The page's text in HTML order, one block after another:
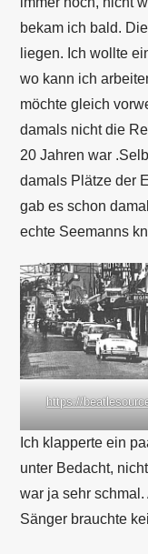
bekam ich bald.
liegen. Ich wollte
wo kann ich
möchte gleich
damals nicht die
20 Jahren war
damals Plätze der
gab es schon
echte Seemanns
https://
Ich klapperte ein
unter Bedacht,
war ja sehr
Sänger brauchte